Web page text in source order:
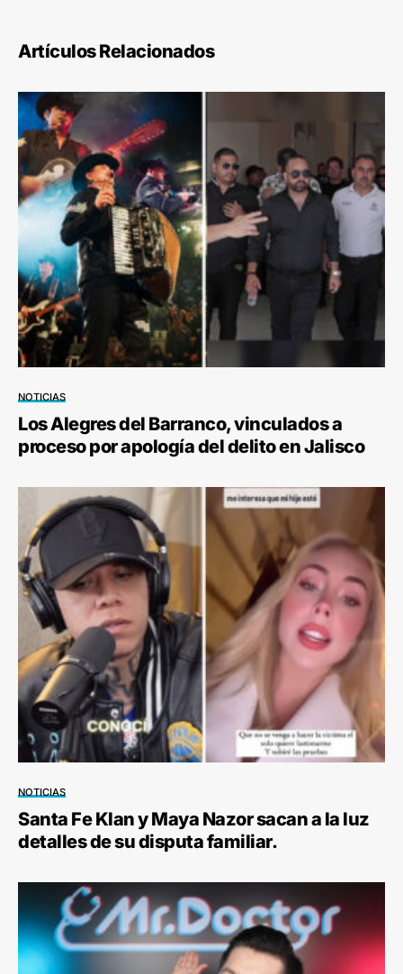
Artículos Relacionados
NOTICIAS
Los Alegres del Barranco, vinculados a
proceso por apología del delito en Jalisco
NOTICIAS
Santa Fe Klan y Maya Nazor sacan a la luz
detalles de su disputa familiar.